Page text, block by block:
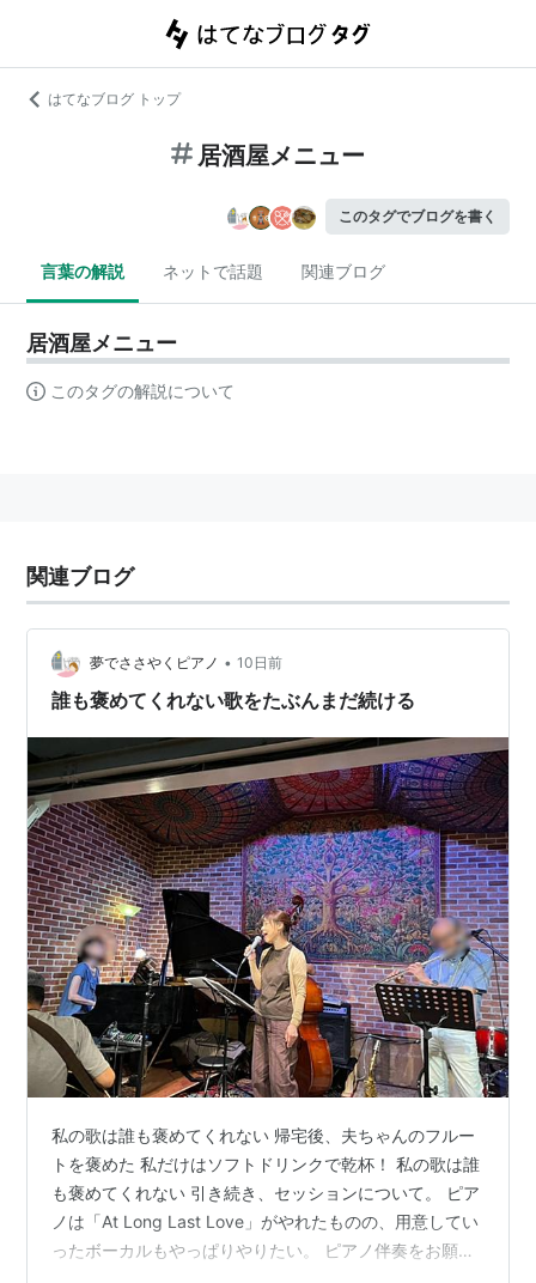
はてなブログ トップ
居酒屋メニュー
このタグでブログを書く
言葉の解説 ネットで話題 関連ブログ
居酒屋メニュー
このタグの解説について
関連ブログ
夢でささやくピアノ • 10日前
誰も褒めてくれない歌をたぶんまだ続ける
私の歌は誰も褒めてくれない 帰宅後、夫ちゃんのフルー
トを褒めた 私だけはソフトドリンクで乾杯！ 私の歌は誰
も褒めてくれない 引き続き、セッションについて。 ピア
ノは「At Long Last Love」がやれたものの、用意してい
ったボーカルもやっぱりやりたい。 ピアノ伴奏をお願い